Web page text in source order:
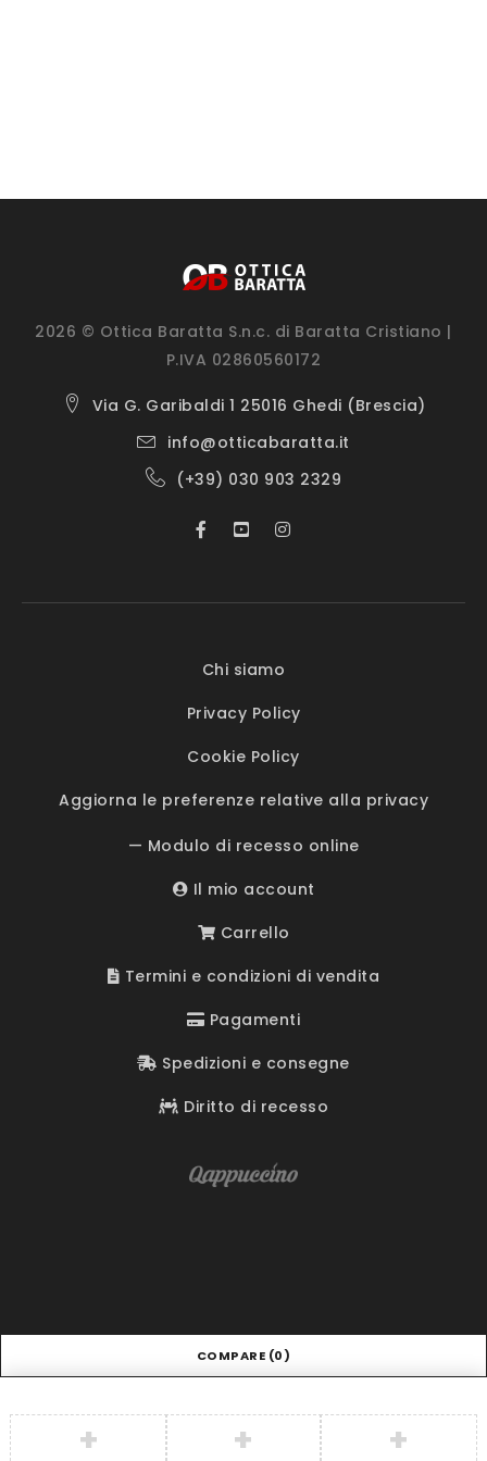
2026 © Ottica Baratta S.n.c. di Baratta Cristiano |
P.IVA 02860560172
Via G. Garibaldi 1 25016 Ghedi (Brescia)
info@otticabaratta.it
(+39) 030 903 2329
Chi siamo
Privacy Policy
Cookie Policy
Aggiorna le preferenze relative alla privacy
— Modulo di recesso online
Il mio account
Carrello
Termini e condizioni di vendita
Pagamenti
Spedizioni e consegne
Diritto di recesso
COMPARE (0)